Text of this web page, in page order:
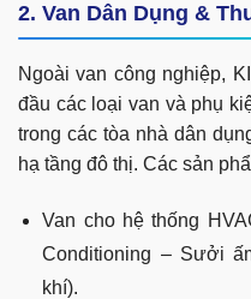
2. Van Dân Dụng &
Ngoài van công nghiệp,
đầu các loại van và phụ
trong các tòa nhà dân
hạ tầng đô thị. Các sản
Van cho hệ thống
Conditioning – Sưởi
khí).